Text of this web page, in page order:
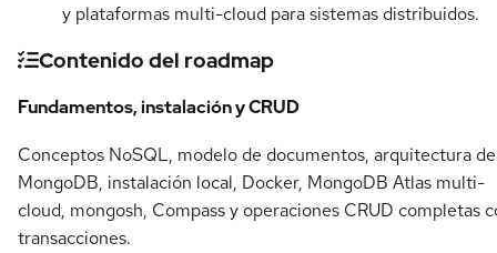
y plataformas multi-cloud para sistemas distribuidos.
Contenido del roadmap
Fundamentos, instalación y CRUD
Conceptos NoSQL, modelo de documentos, arquitectura de
MongoDB, instalación local, Docker, MongoDB Atlas multi-
cloud, mongosh, Compass y operaciones CRUD completas
transacciones.